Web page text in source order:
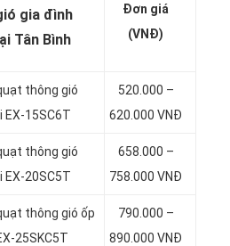
gia đình
Tân Bình
Đơn giá
(VNĐ)
thông gió
15SC6T
520.000 –
620.000 VNĐ
thông gió
20SC5T
658.000 –
758.000 VNĐ
thông gió ốp
25SKC5T
790.000 –
890.000 VNĐ